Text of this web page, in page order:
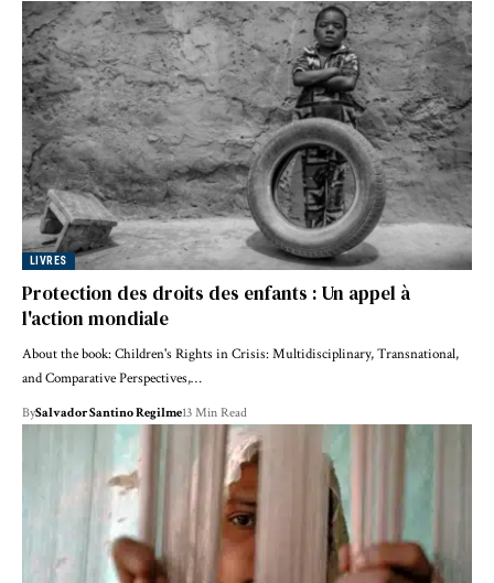
LIVRES
Protection des droits des enfants : Un appel à
l'action mondiale
About the book: Children's Rights in Crisis: Multidisciplinary, Transnational,
and Comparative Perspectives,…
BySalvador Santino Regilme13 Min Read